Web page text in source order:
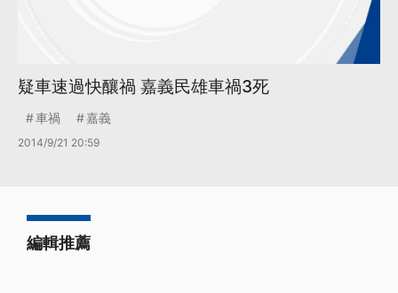
疑車速過快釀禍 嘉義民雄車禍3死
車禍 嘉義
2014/9/21 20:59
編輯推薦